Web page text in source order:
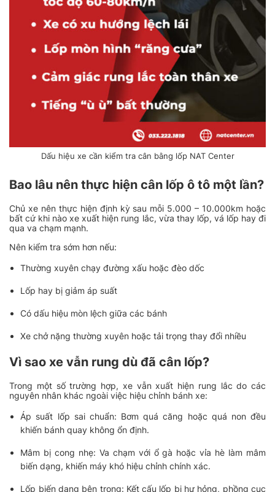
Dấu hiệu xe cần kiểm tra cân bằng lốp NAT Center
Bao lâu nên thực hiện cân lốp ô tô một lần?
Chủ xe nên thực hiện định kỳ sau mỗi 5.000 – 10.000km hoặc
bất cứ khi nào xe xuất hiện rung lắc, vừa thay lốp, vá lốp hay đi
qua va chạm mạnh.
Nên kiểm tra sớm hơn nếu:
Thường xuyên chạy đường xấu hoặc đèo dốc
Lốp hay bị giảm áp suất
Có dấu hiệu mòn lệch giữa các bánh
Xe chở nặng thường xuyên hoặc tải trọng thay đổi nhiều
Vì sao xe vẫn rung dù đã cân lốp?
Trong một số trường hợp, xe vẫn xuất hiện rung lắc do các
nguyên nhân khác ngoài việc hiệu chỉnh bánh xe:
Áp suất lốp sai chuẩn: Bơm quá căng hoặc quá non đều
khiến bánh quay không ổn định.
Mâm bị cong nhẹ: Va chạm với ổ gà hoặc vỉa hè làm mâm
biến dạng, khiến máy khó hiệu chỉnh chính xác.
Lốp biến dạng bên trong: Kết cấu lốp bị hư hỏng, phồng cục